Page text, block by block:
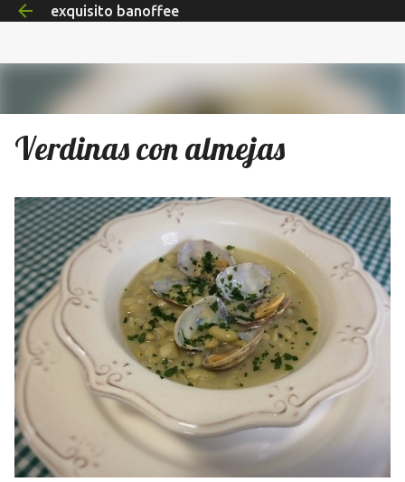
Ir al contenido principal
exquisito banoffee
Verdinas con almejas